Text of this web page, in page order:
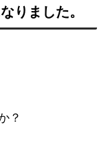
りました。
？